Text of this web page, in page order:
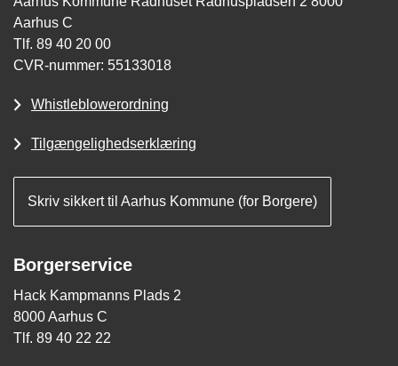
Aarhus C
Tlf. 89 40 20 00
CVR-nummer: 55133018
Whistleblowerordning
Tilgængelighedserklæring
Skriv sikkert til Aarhus Kommune (for Borgere)
Borgerservice
Hack Kampmanns Plads 2
8000 Aarhus C
Tlf. 89 40 22 22